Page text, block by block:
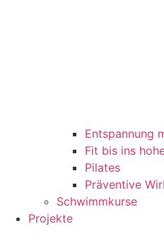
Entspannung
Fit bis ins
Pilates
Präventive
Schwimmkurse
Projekte